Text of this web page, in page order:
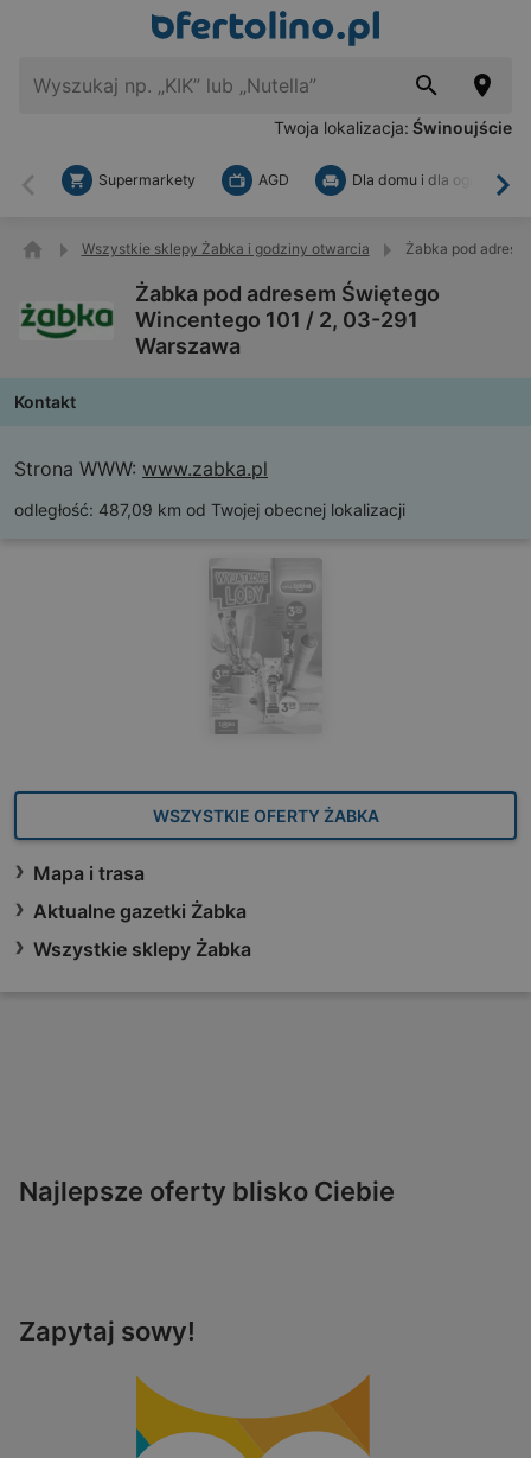
Twoja lokalizacja: Świnoujście
Wstecz
Supermarkety AGD Dla domu i dla ogrodu
Wszystkie sklepy Żabka i godziny otwarcia Żabka pod
Żabka pod adresem Świętego
Wincentego 101 / 2, 03-291
Warszawa
Kontakt
Strona WWW: www.zabka.pl
odległość: 487,09 km od Twojej obecnej lokalizacji
WSZYSTKIE OFERTY ŻABKA
Mapa i trasa
Aktualne gazetki Żabka
Wszystkie sklepy Żabka
Najlepsze oferty blisko Ciebie
Zapytaj sowy!